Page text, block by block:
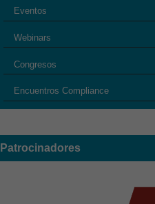
Eventos
Webinars
Congresos
Encuentros Compliance
Patrocinadores